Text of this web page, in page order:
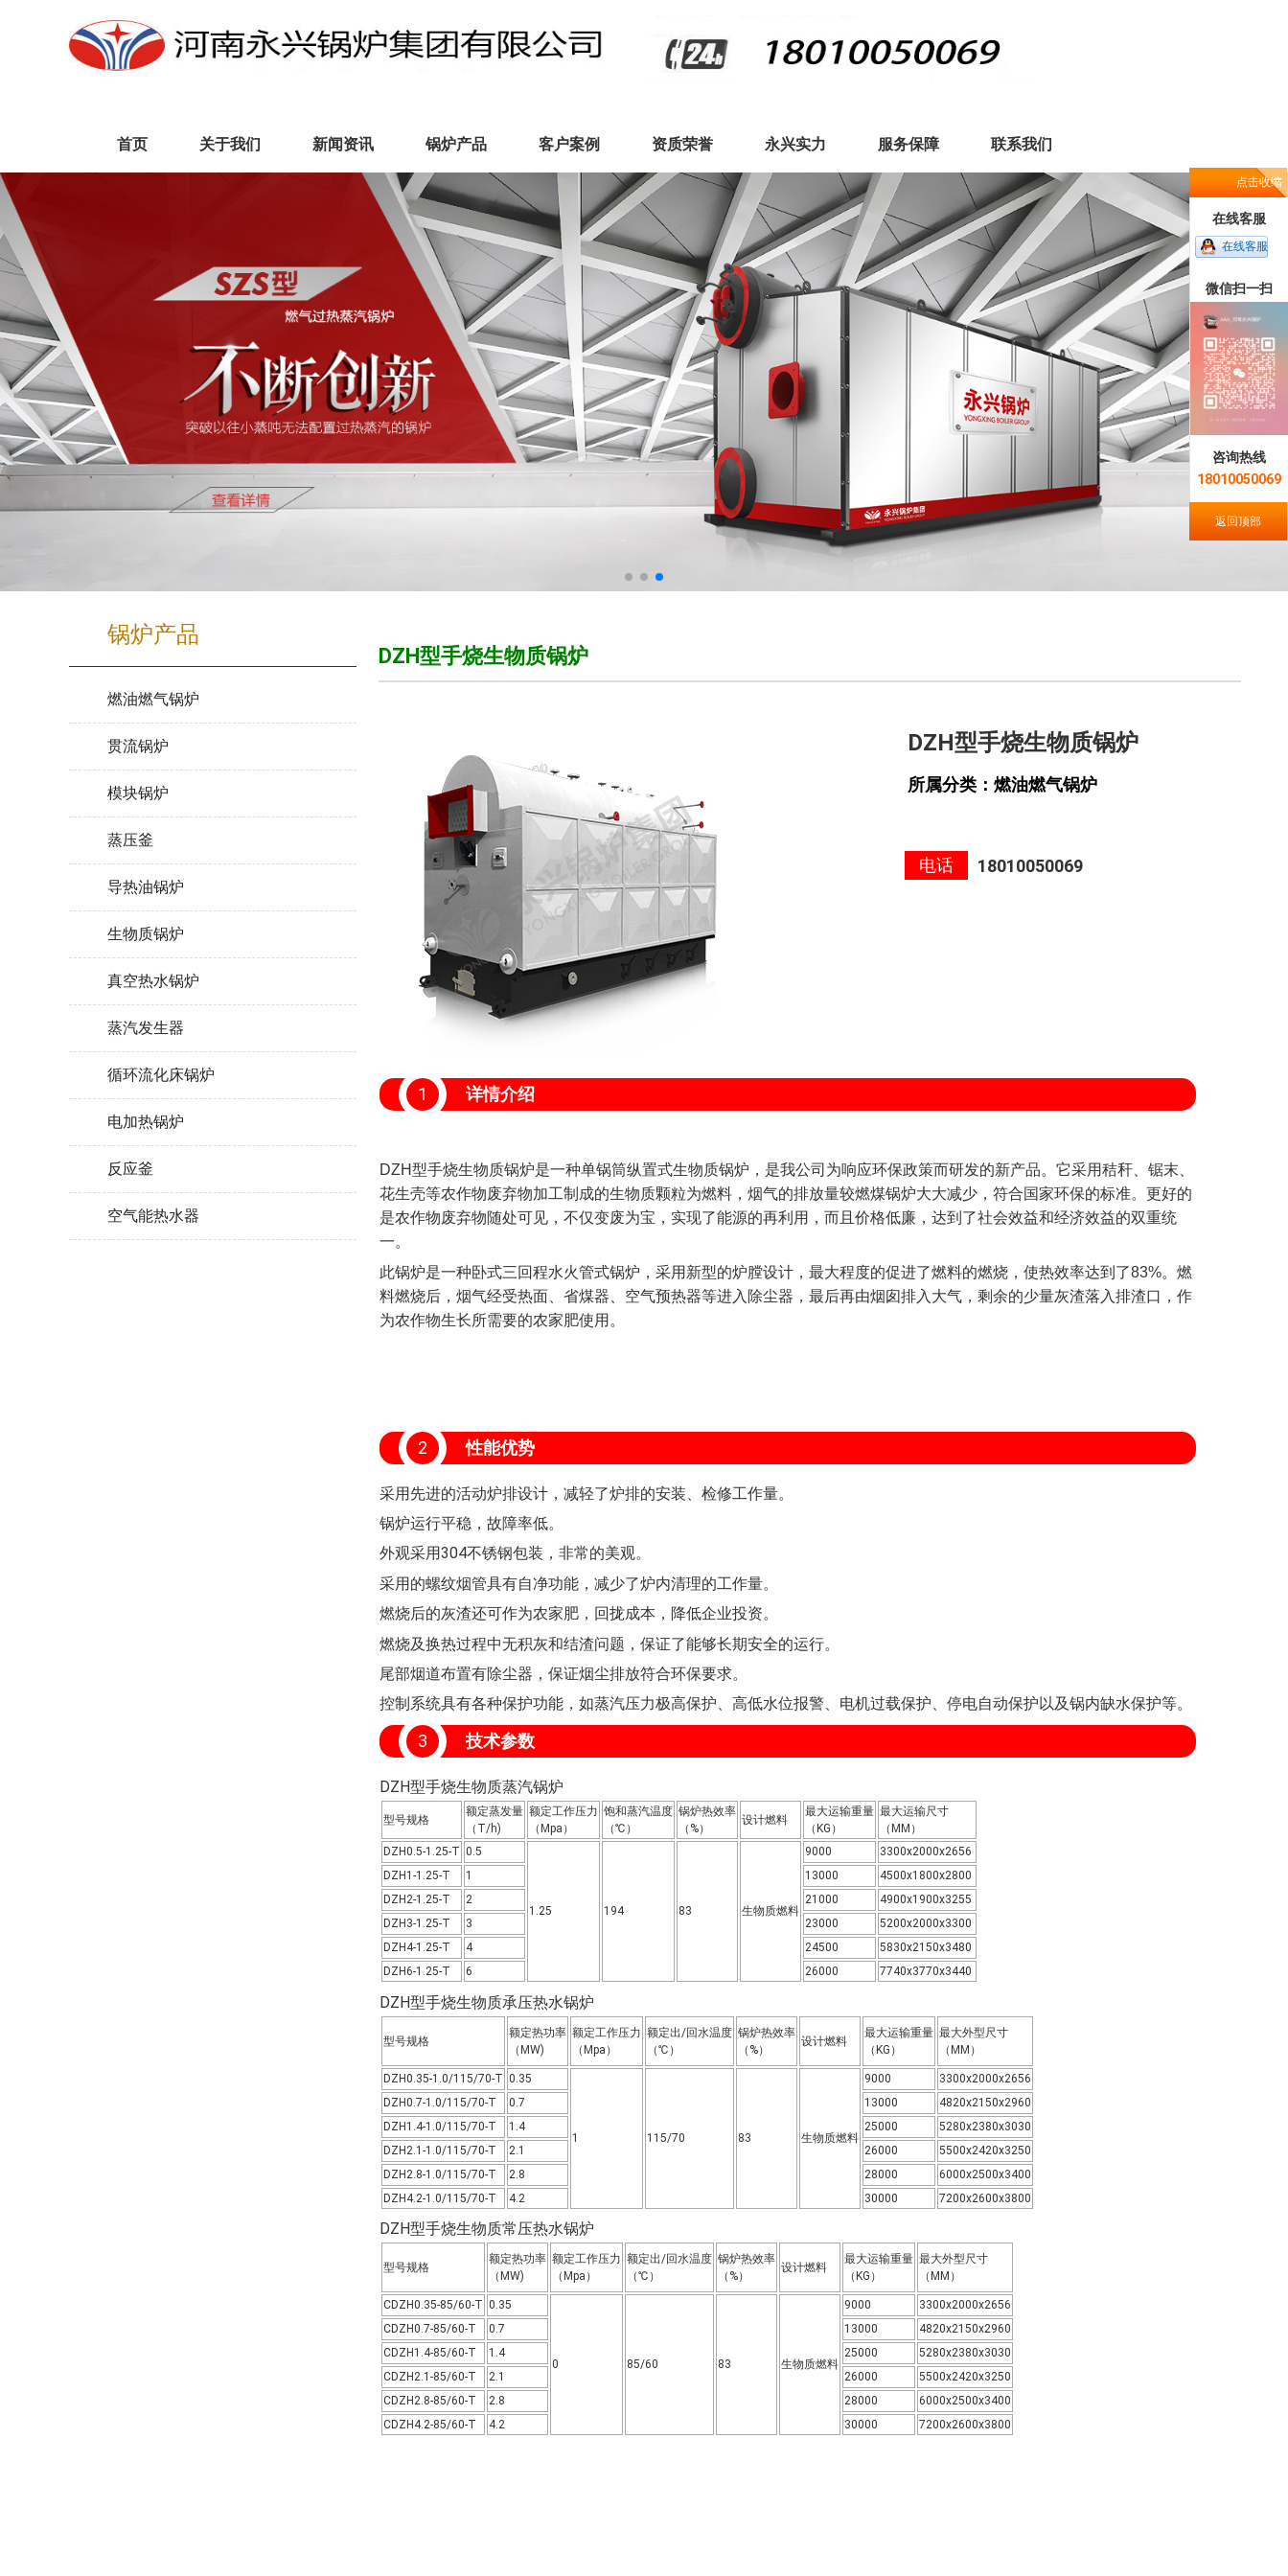
首页 关于我们 新闻资讯 锅炉产品 客户案例 资质荣誉 永兴实力 服务保障 联系我们
锅炉产品
燃油燃气锅炉
贯流锅炉
模块锅炉
蒸压釜
导热油锅炉
生物质锅炉
真空热水锅炉
蒸汽发生器
循环流化床锅炉
电加热锅炉
反应釜
空气能热水器
DZH型手烧生物质锅炉
DZH型手烧生物质锅炉
所属分类：燃油燃气锅炉
电话 18010050069
详情介绍
1
DZH型手烧生物质锅炉是一种单锅筒纵置式生物质锅炉，是我公司为响应环保政策而研发的新产品。它采用秸秆、锯末、
花生壳等农作物废弃物加工制成的生物质颗粒为燃料，烟气的排放量较燃煤锅炉大大减少，符合国家环保的标准。更好的
是农作物废弃物随处可见，不仅变废为宝，实现了能源的再利用，而且价格低廉，达到了社会效益和经济效益的双重统
一。
此锅炉是一种卧式三回程水火管式锅炉，采用新型的炉膛设计，最大程度的促进了燃料的燃烧，使热效率达到了83%。燃
料燃烧后，烟气经受热面、省煤器、空气预热器等进入除尘器，最后再由烟囱排入大气，剩余的少量灰渣落入排渣口，作
为农作物生长所需要的农家肥使用。
性能优势
2
采用先进的活动炉排设计，减轻了炉排的安装、检修工作量。
锅炉运行平稳，故障率低。
外观采用304不锈钢包装，非常的美观。
采用的螺纹烟管具有自净功能，减少了炉内清理的工作量。
燃烧后的灰渣还可作为农家肥，回拢成本，降低企业投资。
燃烧及换热过程中无积灰和结渣问题，保证了能够长期安全的运行。
尾部烟道布置有除尘器，保证烟尘排放符合环保要求。
控制系统具有各种保护功能，如蒸汽压力极高保护、高低水位报警、电机过载保护、停电自动保护以及锅内缺水保护等。
技术参数
3
DZH型手烧生物质蒸汽锅炉
型号规格
额定蒸发量
（T/h)
额定工作压力
（Mpa）
饱和蒸汽温度
（℃）
锅炉热效率
（%）
设计燃料
最大运输重量
（KG）
最大运输尺寸
（MM）
DZH0.5-1.25-T 0.5
1.25 194 83 生物质燃料
9000
3300x2000x2656
DZH1-1.25-T
1 13000
4500x1800x2800
DZH2-1.25-T
2 21000
4900x1900x3255
DZH3-1.25-T
3 23000
5200x2000x3300
DZH4-1.25-T
4 24500
5830x2150x3480
DZH6-1.25-T
6 26000 7740x3770x3440
DZH型手烧生物质承压热水锅炉
型号规格
额定热功率
（MW)
额定工作压力
（Mpa）
额定出/回水温度
（℃）
锅炉热效率
（%）
设计燃料
最大运输重量
（KG）
最大外型尺寸
（MM）
DZH0.35-1.0/115/70-T 0.35
1 115/70 83 生物质燃料
9000
3300x2000x2656
DZH0.7-1.0/115/70-T
0.7 13000
4820x2150x2960
DZH1.4-1.0/115/70-T
1.4 25000
5280x2380x3030
DZH2.1-1.0/115/70-T
2.1 26000
5500x2420x3250
DZH2.8-1.0/115/70-T
2.8 28000
6000x2500x3400
DZH4.2-1.0/115/70-T
4.2 30000 7200x2600x3800
DZH型手烧生物质常压热水锅炉
型号规格
额定热功率
（MW)
额定工作压力
（Mpa）
额定出/回水温度
（℃）
锅炉热效率
（%）
设计燃料
最大运输重量
（KG）
最大外型尺寸
（MM）
CDZH0.35-85/60-T 0.35
0 85/60 83 生物质燃料
9000
3300x2000x2656
CDZH0.7-85/60-T
0.7 13000
4820x2150x2960
CDZH1.4-85/60-T
1.4 25000
5280x2380x3030
CDZH2.1-85/60-T
2.1 26000
5500x2420x3250
CDZH2.8-85/60-T
2.8 28000
6000x2500x3400
CDZH4.2-85/60-T
4.2 30000 7200x2600x3800
点击收缩
在线客服
在线客服
微信扫一扫
咨询热线
18010050069
返回顶部